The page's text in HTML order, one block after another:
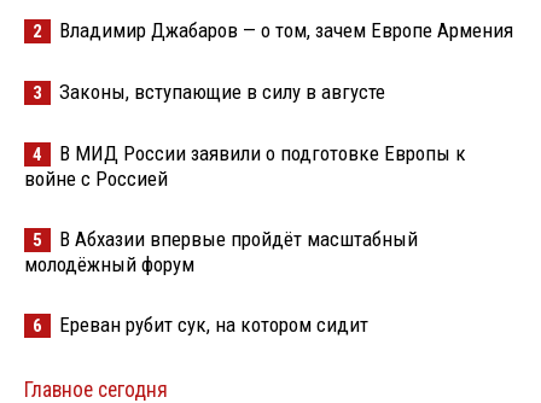
2 Владимир Джабаров — о том, зачем Европе Армения
3 Законы, вступающие в силу в августе
4
В МИД России заявили о подготовке Европы к
войне с Россией
5
В Абхазии впервые пройдёт масштабный
молодёжный форум
6 Ереван рубит сук, на котором сидит
Главное сегодня